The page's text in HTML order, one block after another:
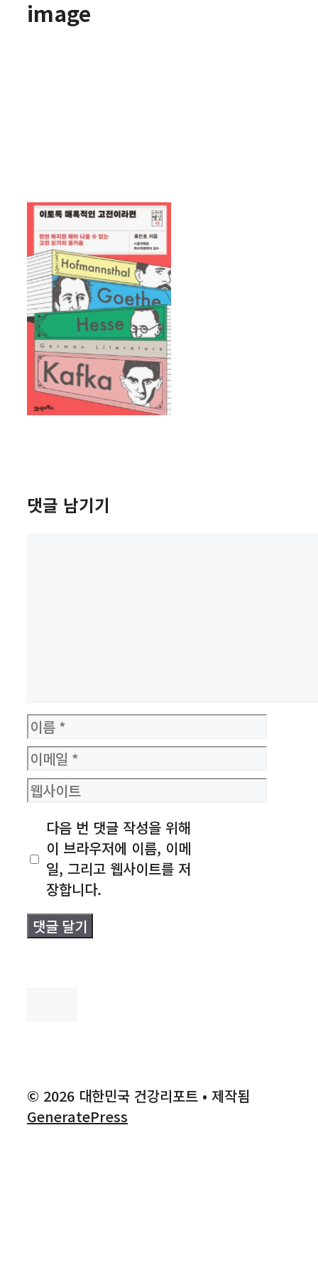
image
댓글 남기기
이
름
이
메
일
웹
사
다음 번 댓글 작성을 위해
이 브라우저에 이름, 이메
일, 그리고 웹사이트를 저
장합니다.
© 2026 대한민국 건강리포트 • 제작됨
GeneratePress